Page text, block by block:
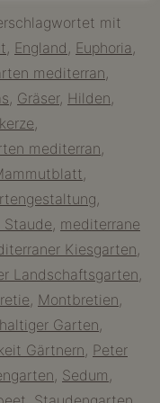
mit
, England , Euphoria ,
mediterran,
, Gräser, Hilden,
,
mediterran,
,
,
Staude, mediterrane
Kiesgarten,
Landschaftsgarten,
, Montbretien,
Garten,
Gärtnern, Peter
, Sedum ,